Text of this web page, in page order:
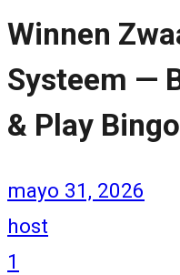
Winnen
Systeem —
& Play
mayo 31, 2026
host
1